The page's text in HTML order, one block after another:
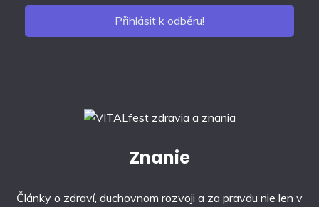
Znanie
Články o zdraví, duchovnom rozvoji a za pravdu nie len v